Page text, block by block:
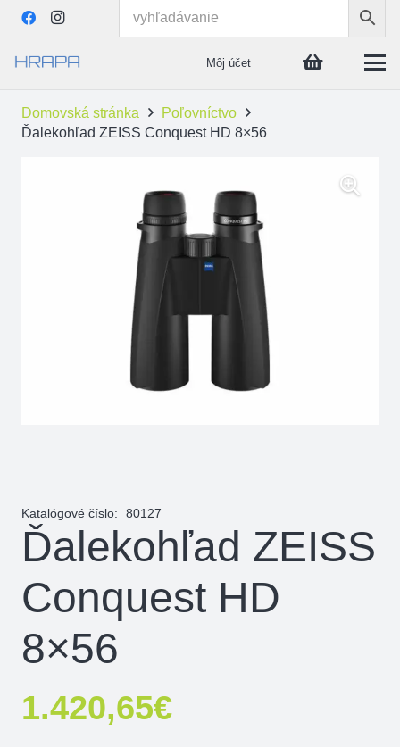
Môj účet
Domovská stránka
Poľovníctvo
Ďalekohľad ZEISS Conquest HD 8×56
Katalógové číslo: 80127
Ďalekohľad ZEISS
Conquest HD
8×56
1.420,65€